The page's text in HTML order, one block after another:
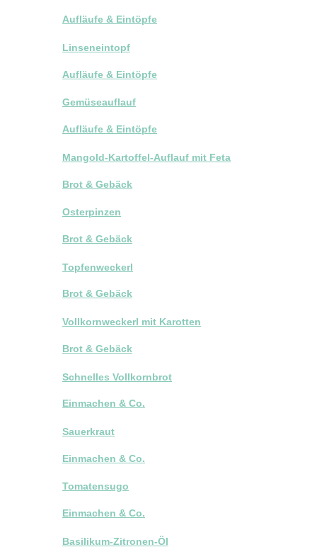
Aufläufe & Eintöpfe
Linseneintopf
Aufläufe & Eintöpfe
Gemüseauflauf
Aufläufe & Eintöpfe
Mangold-Kartoffel-Auflauf mit Feta
Brot & Gebäck
Osterpinzen
Brot & Gebäck
Topfenweckerl
Brot & Gebäck
Vollkornweckerl mit Karotten
Brot & Gebäck
Schnelles Vollkornbrot
Einmachen & Co.
Sauerkraut
Einmachen & Co.
Tomatensugo
Einmachen & Co.
Basilikum-Zitronen-Öl